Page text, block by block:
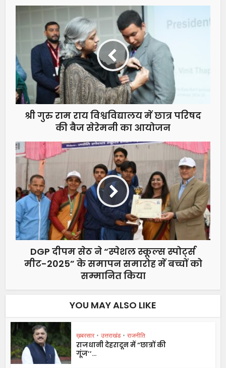
श्री गुरु राम राय विश्वविद्यालय में छात्र परिषद
की बैज सेरेमनी का आयोजन
DGP दीपम सेठ ने “स्पेशल स्कूल्स स्पोर्ट्स
मीट-2025” के समापन समारोह में बच्चों को
सम्मानित किया
YOU MAY ALSO LIKE
ख़बरसार • उत्तराखंड • राजनीति
राजधानी देहरादून में ”छात्रों की
गूंज’’...